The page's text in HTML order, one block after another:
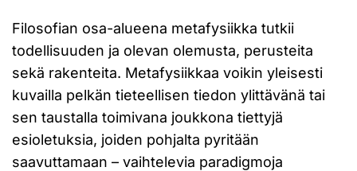
Filosofian osa-alueena metafysiikka tutkii
todellisuuden ja olevan olemusta, perusteita
sekä rakenteita. Metafysiikkaa voikin yleisesti
kuvailla pelkän tieteellisen tiedon ylittävänä tai
sen taustalla toimivana joukkona tiettyjä
esioletuksia, joiden pohjalta pyritään
saavuttamaan – vaihtelevia paradigmoja